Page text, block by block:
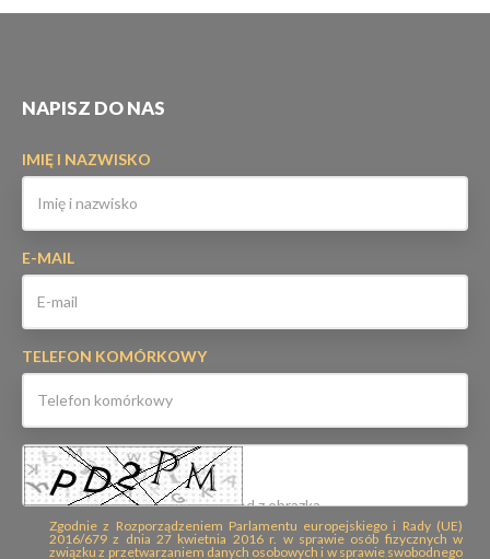
NAPISZ DO NAS
IMIĘ I NAZWISKO
E-MAIL
TELEFON KOMÓRKOWY
Zgodnie z Rozporządzeniem Parlamentu europejskiego i Rady (UE)
2016/679 z dnia 27 kwietnia 2016 r. w sprawie osób fizycznych w
związku z przetwarzaniem danych osobowych i w sprawie swobodnego